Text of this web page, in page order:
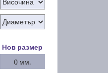
Нов размер
0 мм.